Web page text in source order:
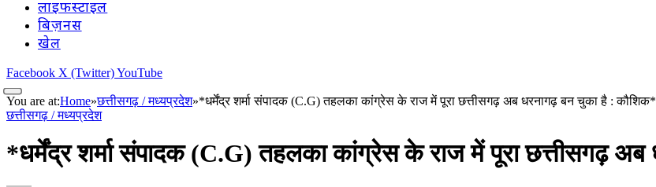
लाइफस्टाइल
बिज़नस
खेल
Facebook X (Twitter)YouTube
You are at:Home»छत्तीसगढ़ / मध्यप्रदेश»*धर्मेंद्र शर्मा संपादक (C.G) तहलका कांग्रेस के राज में पूरा छत्तीसगढ़ अब धरनागढ़ बन चुका है : कौशिक*
छत्तीसगढ़ / मध्यप्रदेश
*धर्मेंद्र शर्मा संपादक (C.G) तहलका कांग्रेस के राज में पूरा छत्तीसगढ़